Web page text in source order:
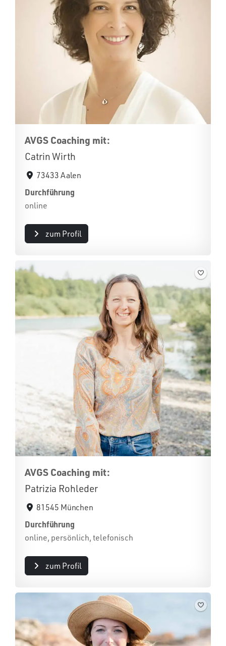
AVGS Coaching mit:
Catrin Wirth
73433 Aalen
Durchführung
online
zum Profil
AVGS Coaching mit:
Patrizia Rohleder
81545 München
Durchführung
online, persönlich, telefonisch
zum Profil